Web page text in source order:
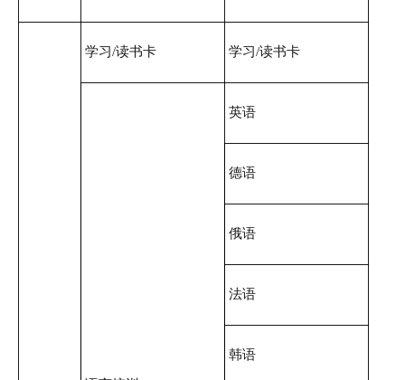
学习/读书卡 学习/读书卡
英语
德语
俄语
法语
韩语